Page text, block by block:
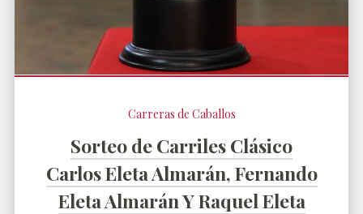
Carreras de Caballos
Sorteo de Carriles Clásico
Carlos Eleta Almarán, Fernando
Eleta Almarán Y Raquel Eleta